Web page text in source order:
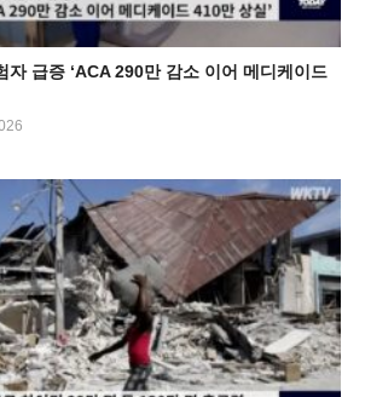
자 급증 ‘ACA 290만 감소 이어 메디케이드